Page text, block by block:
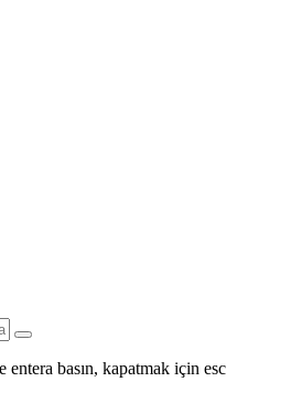
entera basın, kapatmak için esc